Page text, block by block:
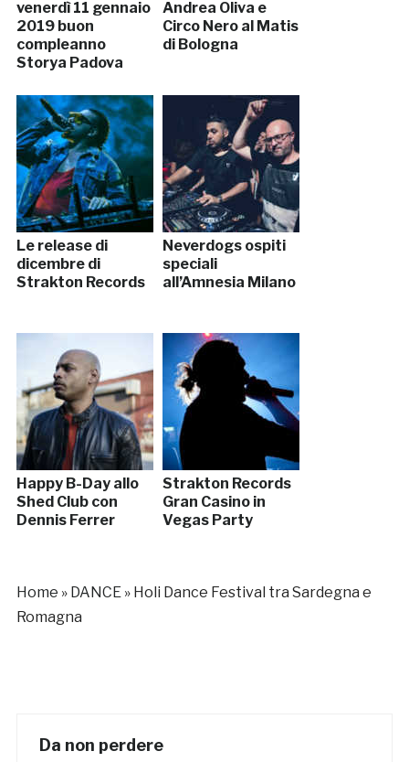
venerdì 11 gennaio
2019 buon
compleanno
Storya Padova
Andrea Oliva e
Circo Nero al Matis
di Bologna
Le release di
dicembre di
Strakton Records
Neverdogs ospiti
speciali
all’Amnesia Milano
Happy B-Day allo
Shed Club con
Dennis Ferrer
Strakton Records
Gran Casino in
Vegas Party
Home » DANCE» Holi Dance Festival tra Sardegna e
Romagna
Da non perdere